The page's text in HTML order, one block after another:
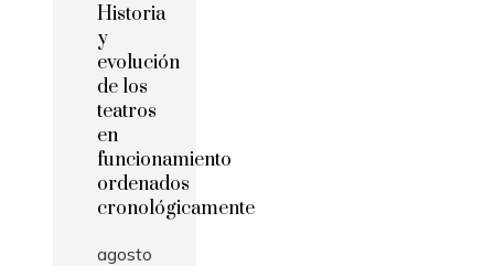
Historia
y
evolución
de los
teatros
en
funcionamiento
ordenados
cronológicamente
agosto